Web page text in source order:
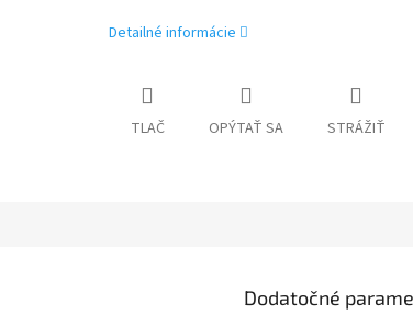
Detailné informácie
TLAČ OPÝTAŤ SA STRÁŽIŤ
Dodatočné